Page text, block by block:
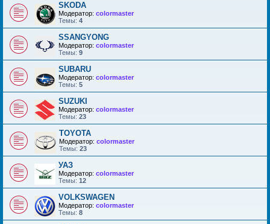
SKODA
Модератор: colormaster
Темы: 4
SSANGYONG
Модератор: colormaster
Темы: 9
SUBARU
Модератор: colormaster
Темы: 5
SUZUKI
Модератор: colormaster
Темы: 23
TOYOTA
Модератор: colormaster
Темы: 23
УАЗ
Модератор: colormaster
Темы: 12
VOLKSWAGEN
Модератор: colormaster
Темы: 8